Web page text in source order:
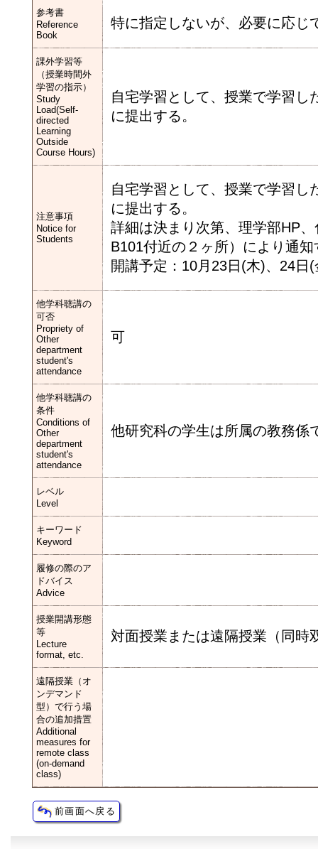
参考書
Reference
Book
特に指定しないが、必要に応じ
課外学習等
（授業時間外
学習の指示）
Study
Load(Self-
directed
Learning
Outside
Course Hours)
自宅学習として、授業で学習し
に提出する。
注意事項
Notice for
Students
自宅学習として、授業で学習し
に提出する。
詳細は決まり次第、理学部HP
B101付近の２ヶ所）により通知
開講予定：10月23日(木)、24日(
他学科聴講の
可否
Propriety of
Other
department
student's
attendance
可
他学科聴講の
条件
Conditions of
Other
department
student's
attendance
他研究科の学生は所属の教務係
レベル
Level
キーワード
Keyword
履修の際のア
ドバイス
Advice
授業開講形態
等
Lecture
format, etc.
対面授業または遠隔授業（同時
遠隔授業（オ
ンデマンド
型）で行う場
合の追加措置
Additional
measures for
remote class
(on-demand
class)